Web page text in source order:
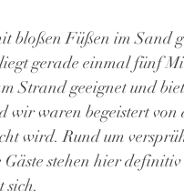
bloßen Füßen im Sand
gerade einmal fünf
Strand geeignet und
wir waren begeistert von
wird. Rund um
stehen hier
sich.